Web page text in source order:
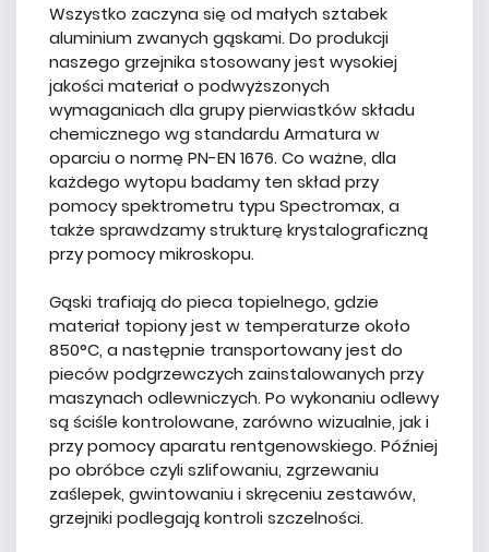
Wszystko zaczyna się od małych sztabek
aluminium zwanych gąskami. Do produkcji
naszego grzejnika stosowany jest wysokiej
jakości materiał o podwyższonych
wymaganiach dla grupy pierwiastków składu
chemicznego wg standardu Armatura w
oparciu o normę PN-EN 1676. Co ważne, dla
każdego wytopu badamy ten skład przy
pomocy spektrometru typu Spectromax, a
także sprawdzamy strukturę krystalograficzną
przy pomocy mikroskopu.
Gąski trafiają do pieca topielnego, gdzie
materiał topiony jest w temperaturze około
850°C, a następnie transportowany jest do
pieców podgrzewczych zainstalowanych przy
maszynach odlewniczych. Po wykonaniu odlewy
są ściśle kontrolowane, zarówno wizualnie, jak i
przy pomocy aparatu rentgenowskiego. Później
po obróbce czyli szlifowaniu, zgrzewaniu
zaślepek, gwintowaniu i skręceniu zestawów,
grzejniki podlegają kontroli szczelności.